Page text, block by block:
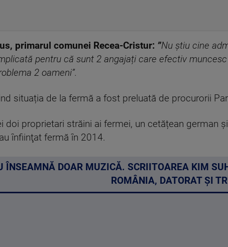
primarul comunei Recea-Cristur: ”Nu știu cine
pentru că sunt 2 angajați care efectiv
2 oameni”.
situația de la fermă a fost preluată de procurorii
doi proprietari străini ai fermei, un cetățean german
înfiinţat fermă în 2014.
ÎNSEAMNĂ DOAR MUZICĂ. SCRIITOAREA KIM
ROMÂNIA, DATORAT ȘI